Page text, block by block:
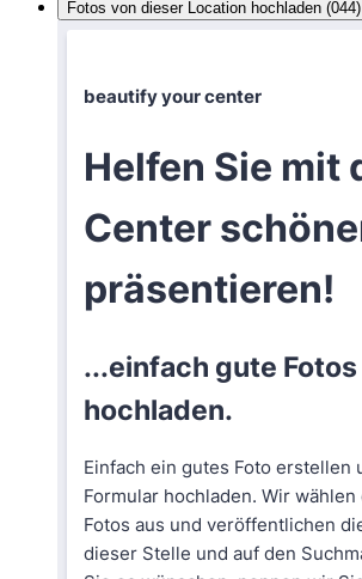
Fotos von dieser Location hochladen (044)